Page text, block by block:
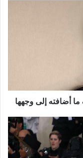
أضافته إلى وجهها